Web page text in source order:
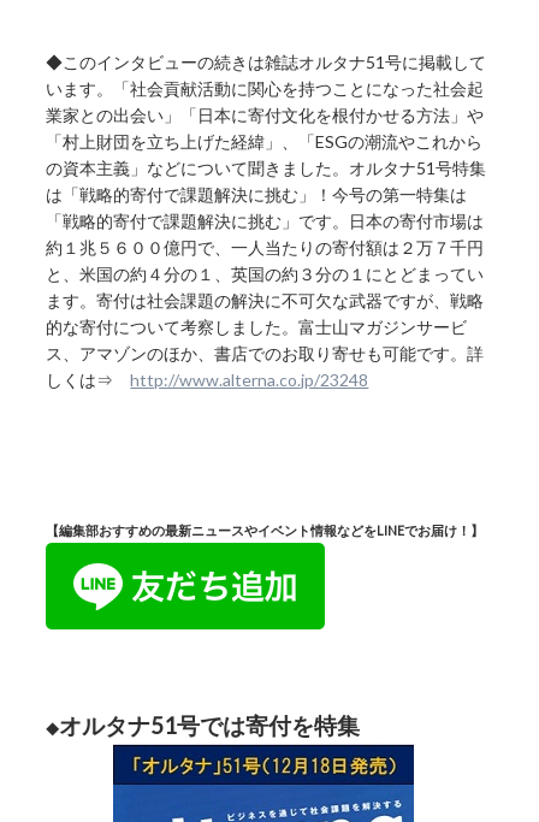
◆このインタビューの続きは雑誌オルタナ51号に掲載して
います。「社会貢献活動に関心を持つことになった社会起
業家との出会い」「日本に寄付文化を根付かせる方法」や
「村上財団を立ち上げた経緯」、「ESGの潮流やこれから
の資本主義」などについて聞きました。オルタナ51号特集
は「戦略的寄付で課題解決に挑む」！今号の第一特集は
「戦略的寄付で課題解決に挑む」です。日本の寄付市場は
約１兆５６００億円で、一人当たりの寄付額は２万７千円
と、米国の約４分の１、英国の約３分の１にとどまってい
ます。寄付は社会課題の解決に不可欠な武器ですが、戦略
的な寄付について考察しました。富士山マガジンサービ
ス、アマゾンのほか、書店でのお取り寄せも可能です。詳
しくは⇒http://www.alterna.co.jp/23248
【編集部おすすめの最新ニュースやイベント情報などをLINEでお届け！】
◆オルタナ51号では寄付を特集